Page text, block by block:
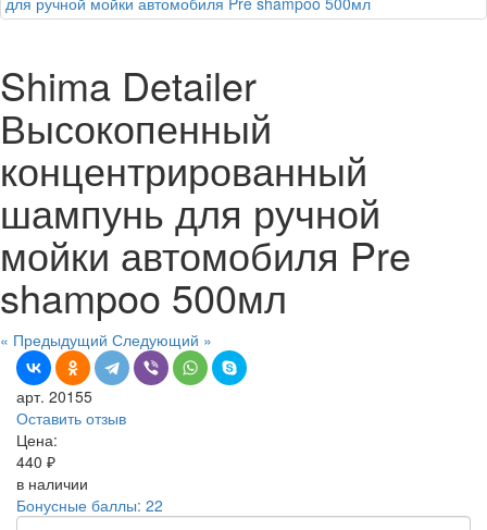
Shima Detailer
Высокопенный
концентрированный
шампунь для ручной
мойки автомобиля Pre
shampoo 500мл
« Предыдущий Следующий »
арт. 20155
Оставить отзыв
Цена:
440 ₽
в наличии
Бонусные баллы: 22